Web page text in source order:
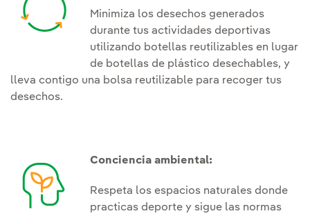
Minimiza los desechos generados
durante tus actividades deportivas
utilizando botellas reutilizables en lugar
de botellas de plástico desechables, y
lleva contigo una bolsa reutilizable para recoger tus
desechos.
Conciencia ambiental:
Respeta los espacios naturales donde
practicas deporte y sigue las normas